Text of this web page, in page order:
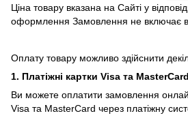
Ціна товару вказана на Сайті у
оформлення Замовлення не включає
Оплату товару можливо здійснити
1. Платіжні картки Visa та
Ви можете оплатити замовлення
Visa та MasterCard через платіжну